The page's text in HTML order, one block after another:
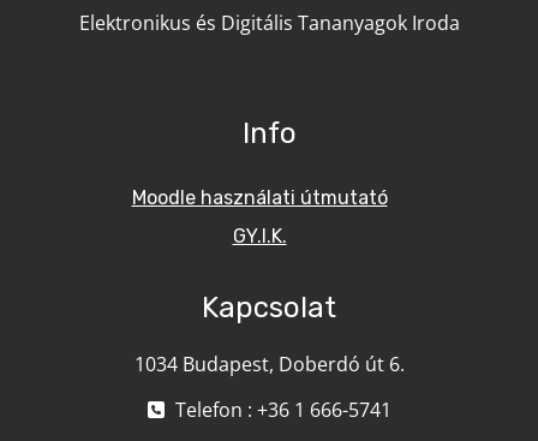
Elektronikus és Digitális Tananyagok Iroda
Info
Moodle használati útmutató
GY.I.K.
Kapcsolat
1034 Budapest, Doberdó út 6.
Telefon : +36 1 666-5741